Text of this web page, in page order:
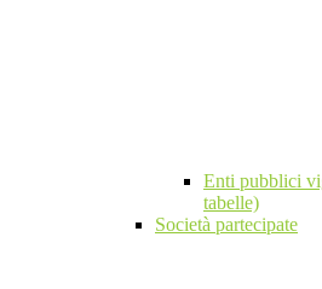
Enti pubblici
tabelle)
Società partecipate